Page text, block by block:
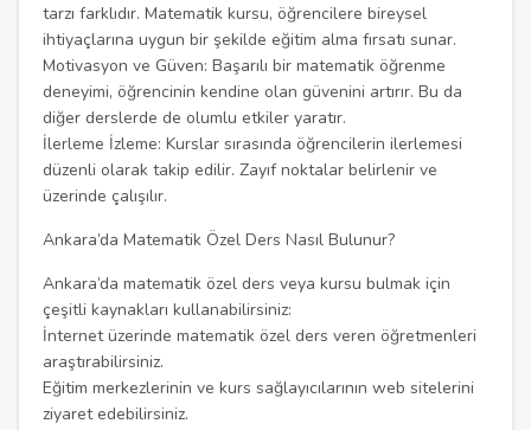
tarzı farklıdır. Matematik kursu, öğrencilere bireysel
ihtiyaçlarına uygun bir şekilde eğitim alma fırsatı sunar.
Motivasyon ve Güven: Başarılı bir matematik öğrenme
deneyimi, öğrencinin kendine olan güvenini artırır. Bu da
diğer derslerde de olumlu etkiler yaratır.
İlerleme İzleme: Kurslar sırasında öğrencilerin ilerlemesi
düzenli olarak takip edilir. Zayıf noktalar belirlenir ve
üzerinde çalışılır.
Ankara’da Matematik Özel Ders Nasıl Bulunur?
Ankara’da matematik özel ders veya kursu bulmak için
çeşitli kaynakları kullanabilirsiniz:
İnternet üzerinde matematik özel ders veren öğretmenleri
araştırabilirsiniz.
Eğitim merkezlerinin ve kurs sağlayıcılarının web sitelerini
ziyaret edebilirsiniz.